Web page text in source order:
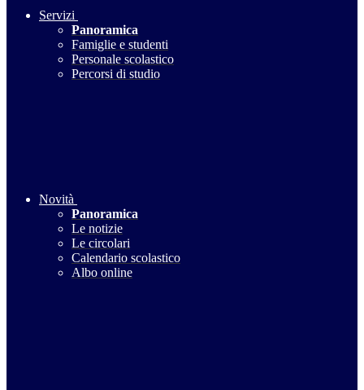
Servizi
Panoramica
Famiglie e studenti
Personale scolastico
Percorsi di studio
Novità
Panoramica
Le notizie
Le circolari
Calendario scolastico
Albo online